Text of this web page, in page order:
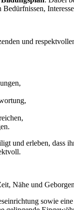
und
und erleben, dass
Nähe und
sowie